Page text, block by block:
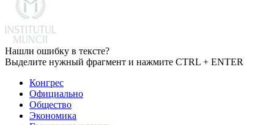
Нашли ошибку в тексте?
Выделите нужный фрагмент и нажмите CTRL + ENTER
Конгрес
Официально
Общество
Экономика